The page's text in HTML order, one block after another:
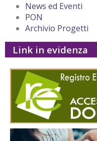
News ed Eventi
PON
Archivio Progetti
Link in evidenza